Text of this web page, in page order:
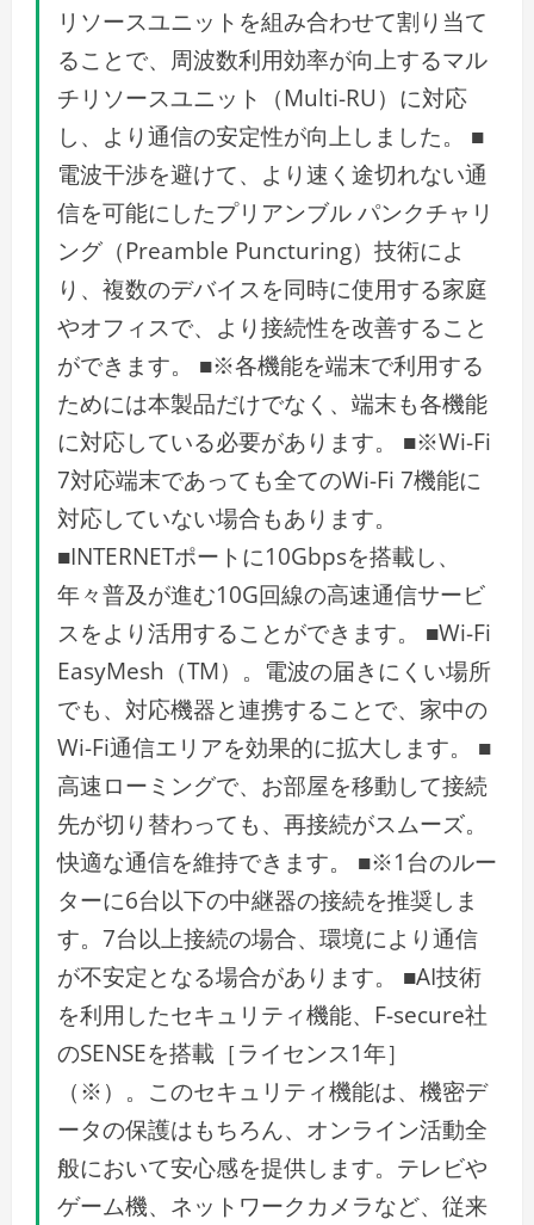
リソースユニットを組み合わせて割り当て
ることで、周波数利用効率が向上するマル
チリソースユニット（Multi-RU）に対応
し、より通信の安定性が向上しました。 ■
電波干渉を避けて、より速く途切れない通
信を可能にしたプリアンブル パンクチャリ
ング（Preamble Puncturing）技術によ
り、複数のデバイスを同時に使用する家庭
やオフィスで、より接続性を改善すること
ができます。 ■※各機能を端末で利用する
ためには本製品だけでなく、端末も各機能
に対応している必要があります。 ■※Wi-Fi
7対応端末であっても全てのWi-Fi 7機能に
対応していない場合もあります。
■INTERNETポートに10Gbpsを搭載し、
年々普及が進む10G回線の高速通信サービ
スをより活用することができます。 ■Wi-Fi
EasyMesh（TM）。電波の届きにくい場所
でも、対応機器と連携することで、家中の
Wi-Fi通信エリアを効果的に拡大します。 ■
高速ローミングで、お部屋を移動して接続
先が切り替わっても、再接続がスムーズ。
快適な通信を維持できます。 ■※1台のルー
ターに6台以下の中継器の接続を推奨しま
す。7台以上接続の場合、環境により通信
が不安定となる場合があります。 ■AI技術
を利用したセキュリティ機能、F-secure社
のSENSEを搭載［ライセンス1年］
（※）。このセキュリティ機能は、機密デ
ータの保護はもちろん、オンライン活動全
般において安心感を提供します。テレビや
ゲーム機、ネットワークカメラなど、従来